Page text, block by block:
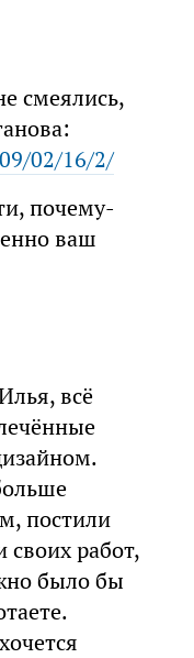
смеялись,
02/16/2/
почему-
ваш
всё
постили
работ,
было бы